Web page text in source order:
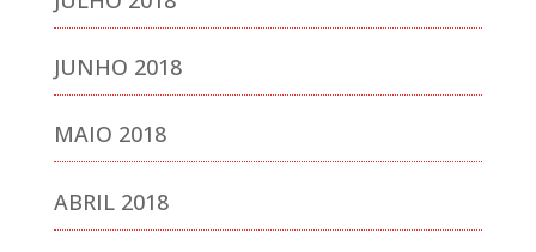
JUNHO 2018
MAIO 2018
ABRIL 2018